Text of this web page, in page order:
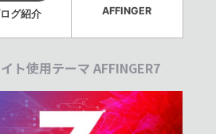
グ紹介 AFFINGER
ト使用テーマ AFFINGER7